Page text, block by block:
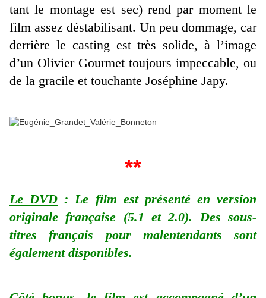
tant le montage est sec) rend par moment le
film assez déstabilisant. Un peu dommage, car
derrière le casting est très solide, à l’image
d’un Olivier Gourmet toujours impeccable, ou
de la gracile et touchante Joséphine Japy.
**
Le DVD : Le film est présenté en version
originale française (5.1 et 2.0). Des sous-
titres français pour malentendants sont
également disponibles.